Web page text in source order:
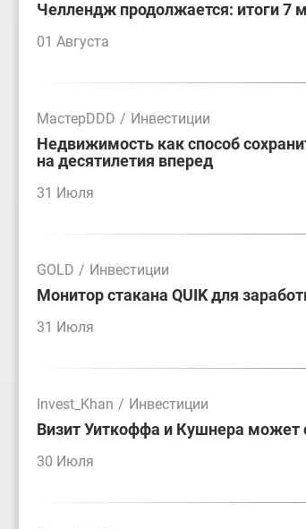
Челлендж продолжается: итоги 7
01 Августа
МастерDDD / Инвестиции
Недвижимость как способ
на десятилетия вперед
31 Июля
GOLD / Инвестиции
Монитор стакана QUIK для
31 Июля
Invest_Khan / Инвестиции
Визит Уиткоффа и Кушнера может
30 Июля